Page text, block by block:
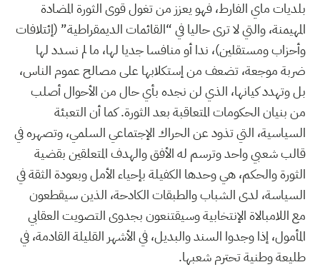
بلديات ماي الفارط، فهو يعزز من تغول قوى الثورة المضادة
المهيمنة، والتي لا ترى حاليا في “القائمات الديمقراطية” (إئتلافات
وأحزاب ومستقلين)، ندا أو منافسا جديا لها، ما لم نسدد لها
ضربة موجعة، تضعف من إستكلابها على مصالح عموم الناس،
بل وتهدد كيانها، الذي لن نجده بأي حال من الأحوال أصلب
من بنيان الحكومات المتعاقبة بعد الثورة. كما أن التعبئة
السياسية، التي تذود عن الحراك الإجتماعي السلمي، وتصهره في
قالب شعبي واحد وترسم له الأفق والهدف المتعلقين بقضية
الثورة والحكم، هي وحدها الكفيلة بإحياء الأمل وبعودة الثقة في
السياسة، لدى الشباب والطبقات الكادحة، الذين سيقطعون
مع اللامبالاة الإنتخابية وسيقتنعون بجدوى التصويت العقابي
المأمول، إذا وجدوا السند والبديل، في الأشهر القليلة القادمة، في
طليعة وطنية تحترم شعبها.